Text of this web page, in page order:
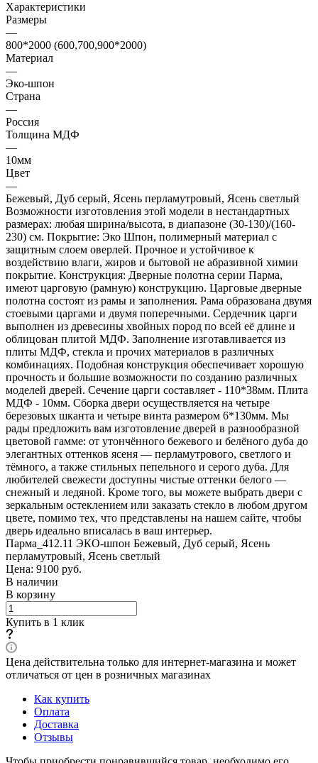
Характеристики
Размеры
—
800*2000 (600,700,900*2000)
Материал
—
Эко-шпон
Страна
—
Россия
Толщина МДФ
—
10мм
Цвет
—
Бежевый, Дуб серый, Ясень перламутровый, Ясень светлый
Возможности изготовления этой модели в нестандартных
размерах: любая ширина/высота, в диапазоне (30-130)/(160-
230) см. Покрытие: Эко Шпон, полимерный материал с
защитным слоем оверлей. Прочное и устойчивое к
воздействию влаги, жиров и бытовой не абразивной химии
покрытие. Конструкция: Дверные полотна серии Парма,
имеют царговую (рамную) конструкцию. Царговые дверные
полотна состоят из рамы и заполнения. Рама образована двумя
стоевыми царгами и двумя поперечными. Сердечник царги
выполнен из древесины хвойных пород по всей её длине и
облицован плитой МДФ. Заполнение изготавливается из
плиты МДФ, стекла и прочих материалов в различных
комбинациях. Подобная конструкция обеспечивает хорошую
прочность и большие возможности по созданию различных
моделей дверей. Сечение царги составляет - 110*38мм. Плита
МДФ - 10мм. Сборка двери осуществляется на четыре
березовых шканта и четыре винта размером 6*130мм. Мы
рады предложить вам изготовление дверей в разнообразной
цветовой гамме: от утончённого бежевого и белёного дуба до
элегантных оттенков ясеня — перламутрового, светлого и
тёмного, а также стильных пепельного и серого дуба. Для
любителей свежести доступны чистые оттенки белого —
снежный и ледяной. Кроме того, вы можете выбрать двери с
зеркальным остеклением или заказать стекло в любом другом
цвете, помимо тех, что представлены на нашем сайте, чтобы
дверь идеально вписалась в ваш интерьер.
Парма_412.11 ЭКО-шпон Бежевый, Дуб серый, Ясень
перламутровый, Ясень светлый
Цена: 9100 руб.
В наличии
В корзину
Купить в 1 клик
Цена действительна только для интернет-магазина и может
отличаться от цен в розничных магазинах
Как купить
Оплата
Доставка
Отзывы